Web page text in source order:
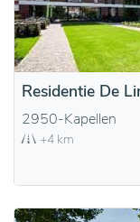
Residentie De
2950-Kapellen
+4 km